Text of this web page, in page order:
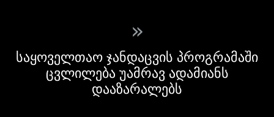
»
საყოველთაო ჯანდაცვის პროგრამაში
ცვლილება უამრავ ადამიანს
დააზარალებს